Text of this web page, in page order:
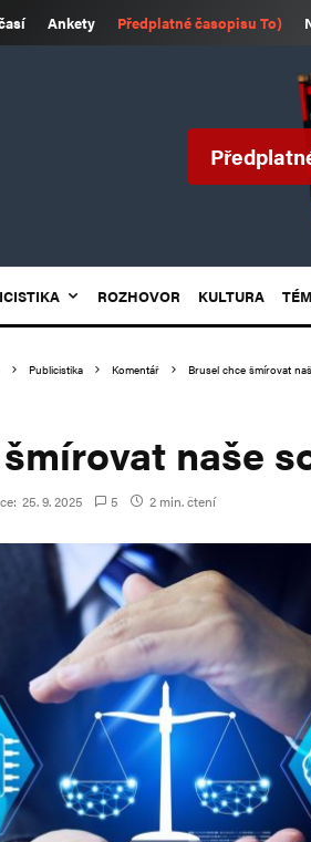
Ankety Předplatné časopisu To)
ROZHOVOR KULTURA
Publicistika Komentář Brusel chce šmírovat
naše
25. 9. 2025 5 2 min. čtení